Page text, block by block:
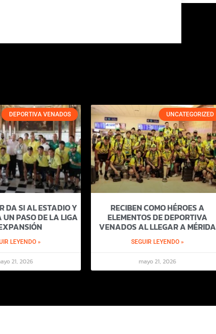
DEPORTIVA VENADOS
DA SI AL ESTADIO Y
PASO DE LA LIGA
LEYENDO »
21, 2026
UNCATEGORIZED
RECIBEN COMO HÉROES A
ELEMENTOS DE DEPORTIVA
VENADOS AL LLEGAR A MÉRIDA
SEGUIR LEYENDO »
mayo 21, 2026